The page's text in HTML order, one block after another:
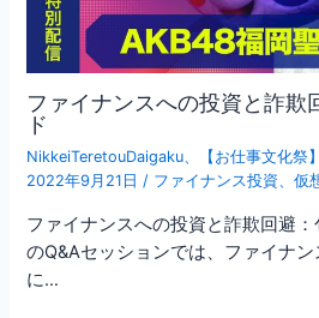
ファイナンスへの投資と詐欺
ド
NikkeiTeretouDaigaku、 【お仕事文化祭
2022年9月21日 / ファイナンス投資、仮
ファイナンスへの投資と詐欺回避
のQ&Aセッションでは、ファイナ
に…